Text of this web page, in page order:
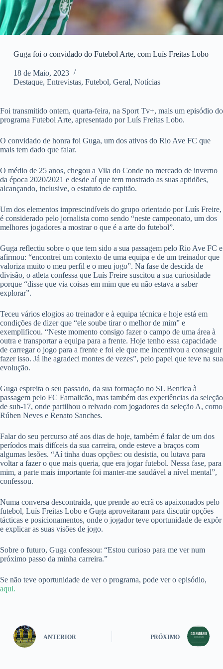
Guga foi o convidado do Futebol Arte, com Luís Freitas Lobo
18 de Maio, 2023
Destaque, Entrevistas, Futebol, Geral, Notícias
Foi transmitido ontem, quarta-feira, na Sport Tv+, mais um episódio do
programa Futebol Arte, apresentado por Luís Freitas Lobo.
O convidado de honra foi Guga, um dos ativos do Rio Ave FC que
mais tem dado que falar.
O médio de 25 anos, chegou a Vila do Conde no mercado de inverno
da época 2020/2021 e desde aí que tem mostrado as suas aptidões,
alcançando, inclusive, o estatuto de capitão.
Um dos elementos imprescindíveis do grupo orientado por Luís Freire,
é considerado pelo jornalista como sendo “neste campeonato, um dos
melhores jogadores a mostrar o que é a arte do futebol”.
Guga reflectiu sobre o que tem sido a sua passagem pelo Rio Ave FC e
afirmou: “encontrei um contexto de uma equipa e de um treinador que
valoriza muito o meu perfil e o meu jogo”. Na fase de descida de
divisão, o atleta confessa que Luís Freire suscitou a sua curiosidade
porque “disse que via coisas em mim que eu não estava a saber
explorar”.
Teceu vários elogios ao treinador e à equipa técnica e hoje está em
condições de dizer que “ele soube tirar o melhor de mim” e
exemplificou. “Neste momento consigo fazer o campo de uma área à
outra e transportar a equipa para a frente. Hoje tenho essa capacidade
de carregar o jogo para a frente e foi ele que me incentivou a conseguir
fazer isso. Já lhe agradeci montes de vezes”, pelo papel que teve na sua
evolução.
Guga espreita o seu passado, da sua formação no SL Benfica à
passagem pelo FC Famalicão, mas também das experiências da seleção
de sub-17, onde partilhou o relvado com jogadores da seleção A, como
Rúben Neves e Renato Sanches.
Falar do seu percurso até aos dias de hoje, também é falar de um dos
períodos mais difíceis da sua carreira, onde esteve a braços com
algumas lesões. “Aí tinha duas opções: ou desistia, ou lutava para
voltar a fazer o que mais queria, que era jogar futebol. Nessa fase, para
mim, a parte mais importante foi manter-me saudável a nível mental”,
confessou.
Numa conversa descontraída, que prende ao ecrã os apaixonados pelo
futebol, Luís Freitas Lobo e Guga aproveitaram para discutir opções
tácticas e posicionamentos, onde o jogador teve oportunidade de expôr
e explicar as suas visões de jogo.
Sobre o futuro, Guga confessou: “Estou curioso para me ver num
próximo passo da minha carreira.”
Se não teve oportunidade de ver o programa, pode ver o episódio,
aqui.
ANTERIOR PRÓXIMO